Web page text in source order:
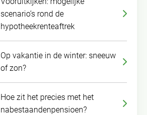
scenario’s rond de
hypotheekrenteaftrek
Op vakantie in de winter: sneeuw
of zon?
Hoe zit het precies met het
nabestaandenpensioen?